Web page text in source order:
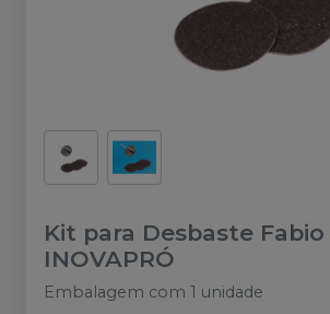
Kit para Desbaste
INOVAPRÓ
Embalagem com 1 unidade